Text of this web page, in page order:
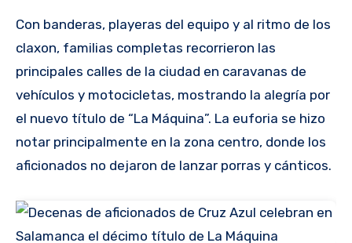
Con banderas, playeras del equipo y al ritmo de los
claxon, familias completas recorrieron las
principales calles de la ciudad en caravanas de
vehículos y motocicletas, mostrando la alegría por
el nuevo título de “La Máquina”. La euforia se hizo
notar principalmente en la zona centro, donde los
aficionados no dejaron de lanzar porras y cánticos.